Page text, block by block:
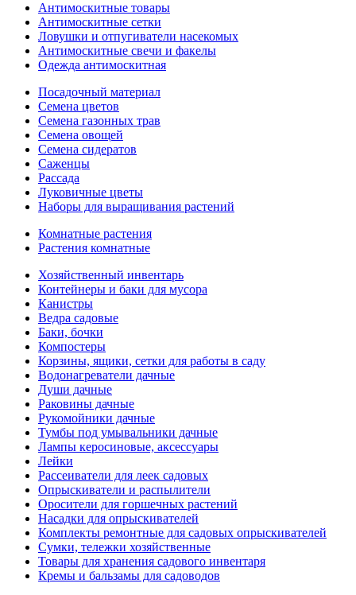
Антимоскитные товары
Антимоскитные сетки
Ловушки и отпугиватели насекомых
Антимоскитные свечи и факелы
Одежда антимоскитная
Посадочный материал
Семена цветов
Семена газонных трав
Семена овощей
Семена сидератов
Саженцы
Рассада
Луковичные цветы
Наборы для выращивания растений
Комнатные растения
Растения комнатные
Хозяйственный инвентарь
Контейнеры и баки для мусора
Канистры
Ведра садовые
Баки, бочки
Компостеры
Корзины, ящики, сетки для работы в саду
Водонагреватели дачные
Души дачные
Раковины дачные
Рукомойники дачные
Тумбы под умывальники дачные
Лампы керосиновые, аксессуары
Лейки
Рассеиватели для леек садовых
Опрыскиватели и распылители
Оросители для горшечных растений
Насадки для опрыскивателей
Комплекты ремонтные для садовых опрыскивателей
Сумки, тележки хозяйственные
Товары для хранения садового инвентаря
Кремы и бальзамы для садоводов